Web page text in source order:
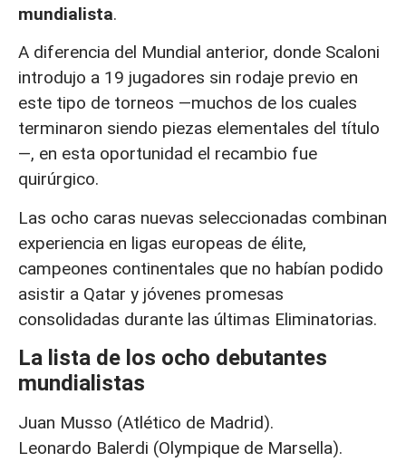
mundialista.
A diferencia del Mundial anterior, donde Scaloni
introdujo a 19 jugadores sin rodaje previo en
este tipo de torneos —muchos de los cuales
terminaron siendo piezas elementales del título
—, en esta oportunidad el recambio fue
quirúrgico.
Las ocho caras nuevas seleccionadas combinan
experiencia en ligas europeas de élite,
campeones continentales que no habían podido
asistir a Qatar y jóvenes promesas
consolidadas durante las últimas Eliminatorias.
La lista de los ocho debutantes
mundialistas
Juan Musso (Atlético de Madrid).
Leonardo Balerdi (Olympique de Marsella).